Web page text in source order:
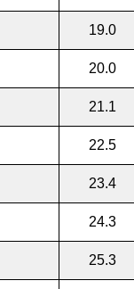
19.0
20.0
21.1
22.5
23.4
24.3
25.3